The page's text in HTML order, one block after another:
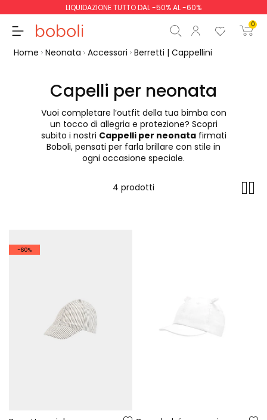
LIQUIDAZIONE TUTTO DAL -50% AL -60%
0
Totale parziale
Totale 0,00 €
Continua Inizio ordine
Home Neonata Accessori Berretti | Cappellini
Capelli per neonata
Vuoi completare l’outfit della tua bimba con
un tocco di allegria e protezione? Scopri
subito i nostri Cappelli per neonatafirmati
Boboli, pensati per farla brillare con stile in
ogni occasione speciale.
4 prodotti
-60%